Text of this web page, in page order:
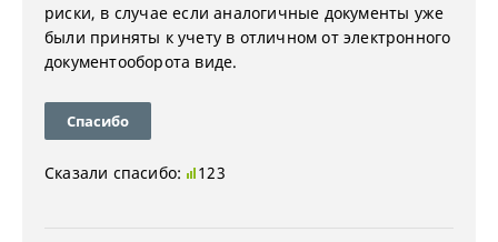
риски, в случае если аналогичные документы уже
были приняты к учету в отличном от электронного
документооборота виде.
Спасибо
Сказали спасибо: 123